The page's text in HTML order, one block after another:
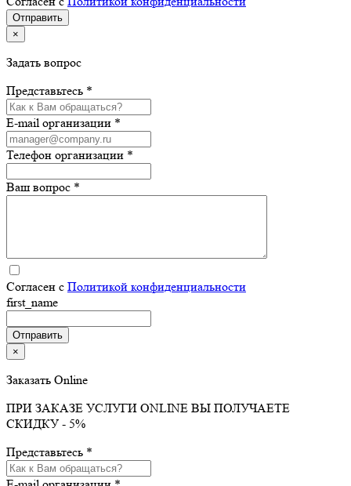
×
Задать вопрос
Представьтесь *
E-mail организации *
Телефон организации *
Ваш вопрос *
Согласен с Политикой конфиденциальности
first_name
×
Заказать Online
ПРИ ЗАКАЗЕ УСЛУГИ ONLINE ВЫ ПОЛУЧАЕТЕ
СКИДКУ - 5%
Представьтесь *